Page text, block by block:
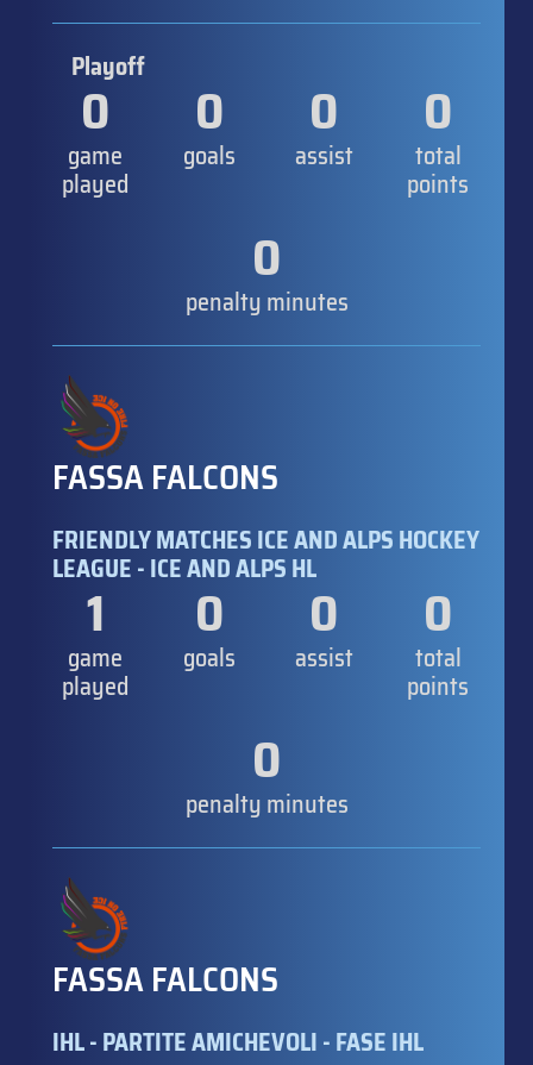
Playoff
0
game
played
0
goals
0
assist
0
total
points
0
penalty minutes
FASSA FALCONS
FRIENDLY MATCHES ICE AND ALPS HOCKEY
LEAGUE - ICE AND ALPS HL
1
game
played
0
goals
0
assist
0
total
points
0
penalty minutes
FASSA FALCONS
IHL - PARTITE AMICHEVOLI - FASE IHL